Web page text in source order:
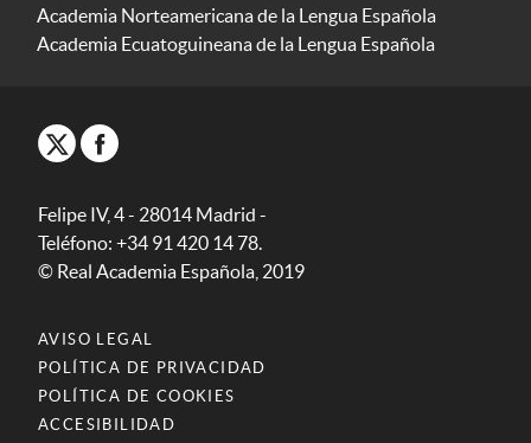
Academia Norteamericana de la Lengua Española
Academia Ecuatoguineana de la Lengua Española
Felipe IV, 4 - 28014 Madrid -
Teléfono: +34 91 420 14 78.
© Real Academia Española, 2019
AVISO LEGAL
POLÍTICA DE PRIVACIDAD
POLÍTICA DE COOKIES
ACCESIBILIDAD